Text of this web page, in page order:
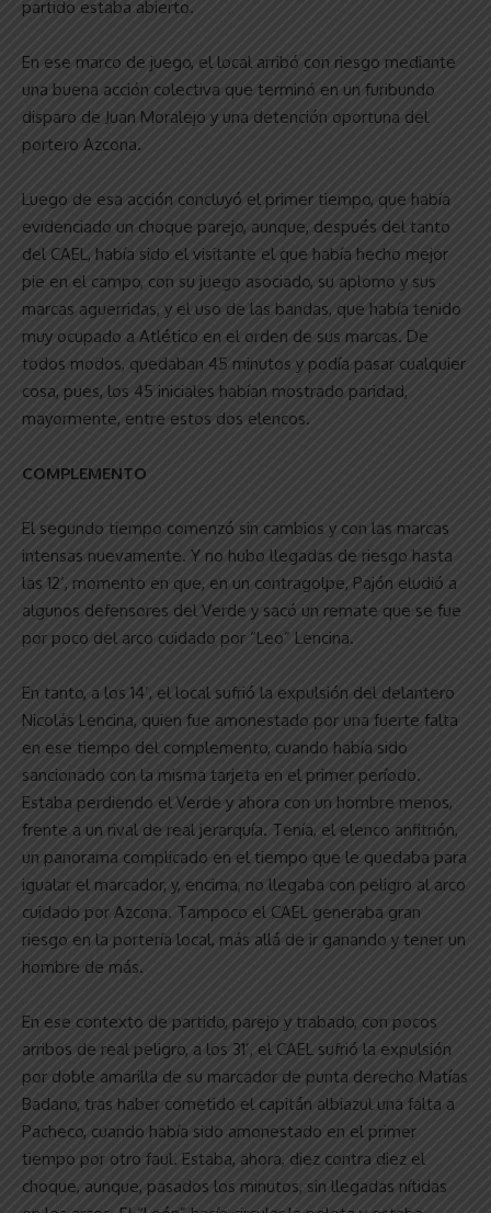
partido estaba abierto.
En ese marco de juego, el local arribó con riesgo mediante
una buena acción colectiva que terminó en un furibundo
disparo de Juan Moralejo y una detención oportuna del
portero Azcona.
Luego de esa acción concluyó el primer tiempo, que había
evidenciado un choque parejo, aunque, después del tanto
del CAEL, había sido el visitante el que había hecho mejor
pie en el campo, con su juego asociado, su aplomo y sus
marcas aguerridas, y el uso de las bandas, que había tenido
muy ocupado a Atlético en el orden de sus marcas. De
todos modos, quedaban 45 minutos y podía pasar cualquier
cosa, pues, los 45 iniciales habían mostrado paridad,
mayormente, entre estos dos elencos.
COMPLEMENTO
El segundo tiempo comenzó sin cambios y con las marcas
intensas nuevamente. Y no hubo llegadas de riesgo hasta
las 12’, momento en que, en un contragolpe, Pajón eludió a
algunos defensores del Verde y sacó un remate que se fue
por poco del arco cuidado por “Leo” Lencina.
En tanto, a los 14’, el local sufrió la expulsión del delantero
Nicolás Lencina, quien fue amonestado por una fuerte falta
en ese tiempo del complemento, cuando había sido
sancionado con la misma tarjeta en el primer período.
Estaba perdiendo el Verde y ahora con un hombre menos,
frente a un rival de real jerarquía. Tenía, el elenco anfitrión,
un panorama complicado en el tiempo que le quedaba para
igualar el marcador, y, encima, no llegaba con peligro al arco
cuidado por Azcona. Tampoco el CAEL generaba gran
riesgo en la portería local, más allá de ir ganando y tener un
hombre de más.
En ese contexto de partido, parejo y trabado, con pocos
arribos de real peligro, a los 31’, el CAEL sufrió la expulsión
por doble amarilla de su marcador de punta derecho Matías
Badano, tras haber cometido el capitán albiazul una falta a
Pacheco, cuando había sido amonestado en el primer
tiempo por otro faul. Estaba, ahora, diez contra diez el
choque, aunque, pasados los minutos, sin llegadas nítidas